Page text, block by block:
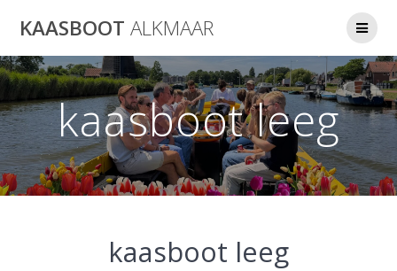
naar
KAASBOOT ALKMAAR
kaasboot leeg
kaasboot leeg